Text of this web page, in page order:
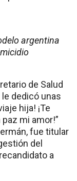
argentina
de Salud
dedicó unas
hija! ¡Te
mi amor!”
fue titular
del
a